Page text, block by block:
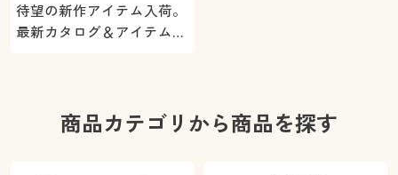
待望の新作アイテム入荷。
最新カタログ＆アイテムを
商品カテゴリから商品を探す